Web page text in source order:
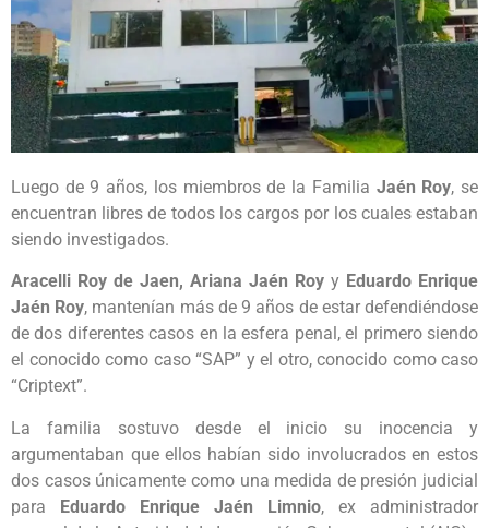
Luego de 9 años, los miembros de la Familia Jaén Roy, se
encuentran libres de todos los cargos por los cuales estaban
siendo investigados.
Aracelli Roy de Jaen, Ariana Jaén Roy y Eduardo Enrique
Jaén Roy, mantenían más de 9 años de estar defendiéndose
de dos diferentes casos en la esfera penal, el primero siendo
el conocido como caso “SAP” y el otro, conocido como caso
“Criptext”.
La familia sostuvo desde el inicio su inocencia y
argumentaban que ellos habían sido involucrados en estos
dos casos únicamente como una medida de presión judicial
para Eduardo Enrique Jaén Limnio, ex administrador